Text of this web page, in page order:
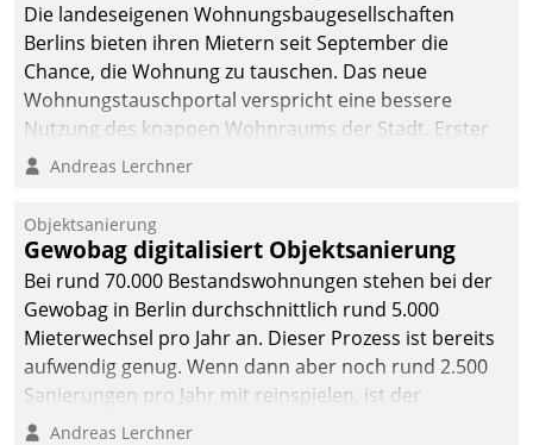
Die landeseigenen Wohnungsbaugesellschaften
Berlins bieten ihren Mietern seit September die
Chance, die Wohnung zu tauschen. Das neue
Wohnungstauschportal verspricht eine bessere
Nutzung des knappen Wohnraums der Stadt. Erster
Anwendungsfall für Datatrains Lösung API-Hub mit
Unternehmen.
Andreas Lerchner
Objektsanierung
Gewobag digitalisiert Objektsanierung
Bei rund 70.000 Bestandswohnungen stehen bei der
Gewobag in Berlin durchschnittlich rund 5.000
Mieterwechsel pro Jahr an. Dieser Prozess ist bereits
aufwendig genug. Wenn dann aber noch rund 2.500
Sanierungen pro Jahr mit reinspielen, ist der
Betreuungs- und Organisationsaufwand immens. Im
Andreas Lerchner